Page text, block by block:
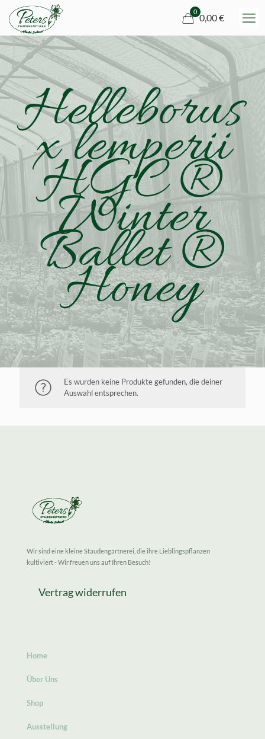
0
0,00 €
Helleborus
x lemperii
HGC ®
Winter
Ballet ®
Honey
Es wurden keine Produkte gefunden, die deiner
Auswahl entsprechen.
Wir sind eine kleine Staudengärtnerei, die ihre Lieblingspflanzen
kultiviert - Wir freuen uns auf Ihren Besuch!
Vertrag widerrufen
Home
Über Uns
Shop
Ausstellung